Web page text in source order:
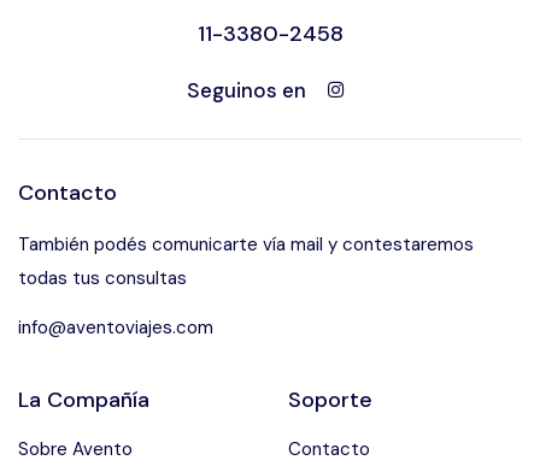
11-3380-2458
Seguinos en
Contacto
También podés comunicarte vía mail y contestaremos
todas tus consultas
info@aventoviajes.com
La Compañía
Sobre Avento
Soporte
Contacto